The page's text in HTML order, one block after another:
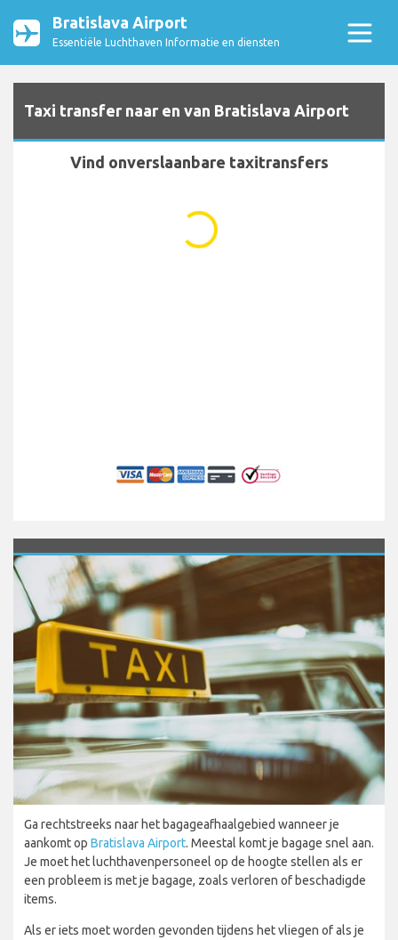
Bratislava Airport
Essentiële Luchthaven Informatie en diensten
Taxi transfer naar en van Bratislava Airport
Vind onverslaanbare taxitransfers
...
Ga rechtstreeks naar het bagageafhaalgebied wanneer je
aankomt op Bratislava Airport. Meestal komt je bagage snel aan.
Je moet het luchthavenpersoneel op de hoogte stellen als er
een probleem is met je bagage, zoals verloren of beschadigde
items.
Als er iets moet worden gevonden tijdens het vliegen of als je